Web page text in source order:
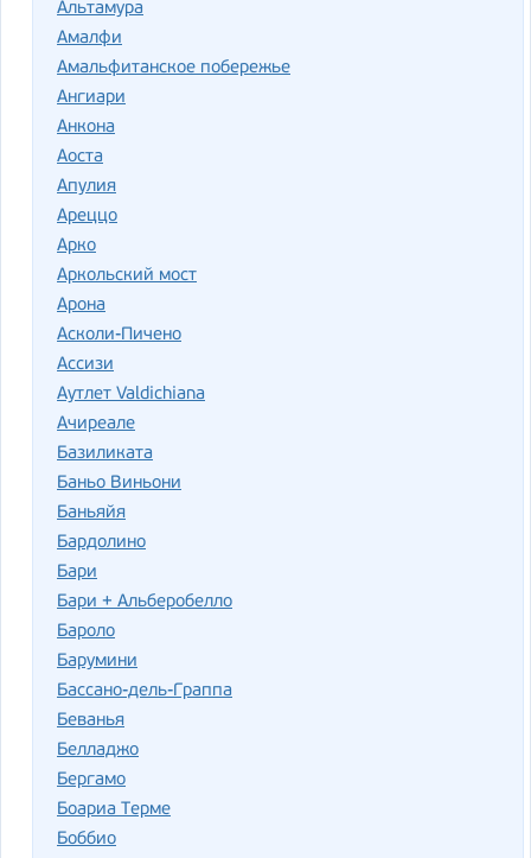
Альтамура
Амалфи
Амальфитанское побережье
Ангиари
Анкона
Аоста
Апулия
Ареццо
Арко
Аркольский мост
Арона
Асколи-Пичено
Ассизи
Аутлет Valdichiana
Ачиреале
Базиликата
Баньо Виньони
Баньяйя
Бардолино
Бари
Бари + Альберобелло
Бароло
Барумини
Бассано-дель-Граппа
Беванья
Белладжо
Бергамо
Боариа Терме
Боббио